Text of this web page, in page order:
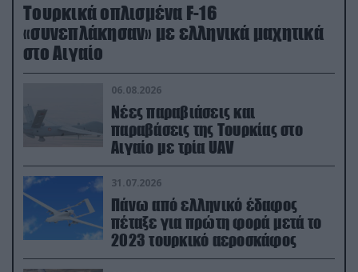
Τουρκικά οπλισμένα F-16
«συνεπλάκησαν» με ελληνικά μαχητικά
στο Αιγαίο
06.08.2026
Νέες παραβιάσεις και
παραβάσεις της Τουρκίας στο
Αιγαίο με τρία UAV
31.07.2026
Πάνω από ελληνικό έδαφος
πέταξε για πρώτη φορά μετά το
2023 τουρκικό αεροσκάφος